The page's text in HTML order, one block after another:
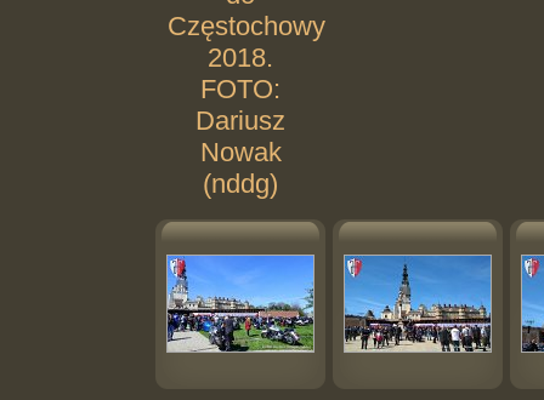
Częstochowy
2018.
FOTO:
Dariusz
Nowak
(nddg)